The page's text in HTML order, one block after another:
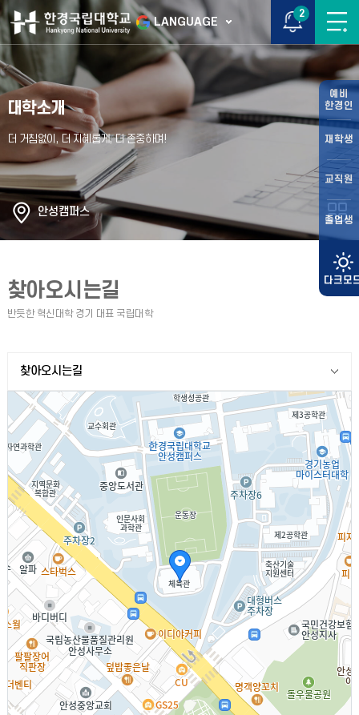
LANGUAGE
2
예비
한경인
재학생
교직원
졸업생
대학소개
안성캠퍼스
찾아오시는길
찾아오시는길